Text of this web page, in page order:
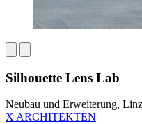
Silhouette Lens Lab
Neubau und Erweiterung,
X ARCHITEKTEN